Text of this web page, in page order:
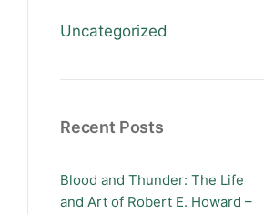
Uncategorized
Recent Posts
Blood and Thunder: The Life
and Art of Robert E. Howard –